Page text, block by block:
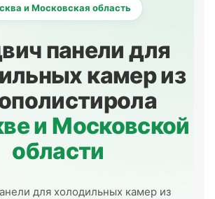
и Московская область
панели для
камер из
и Московской
области
для холодильных камер из